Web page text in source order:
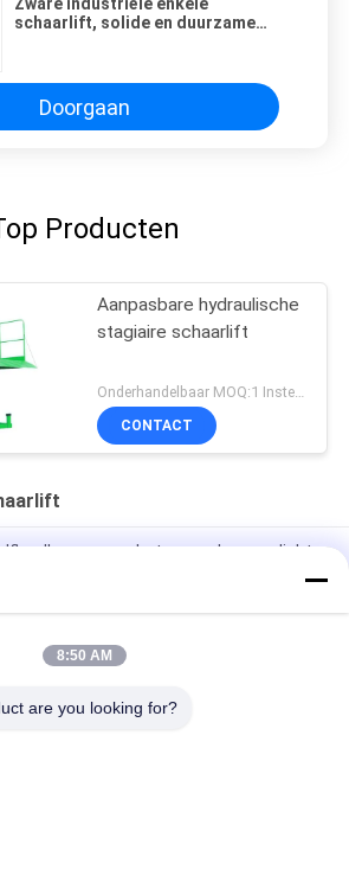
Zware industriële enkele
schaarlift, solide en duurzame
Doorgaan
Producten
Aanpasbare hydraulische
stagiaire schaarlift
Onderhandelbaar MOQ:1 Instellen
CONTACT
voor het verwerken van licht
heftafel hefboomlader voor 2000 kg
schaarlift, solide en duurzame
8:50 AM
are you looking for?